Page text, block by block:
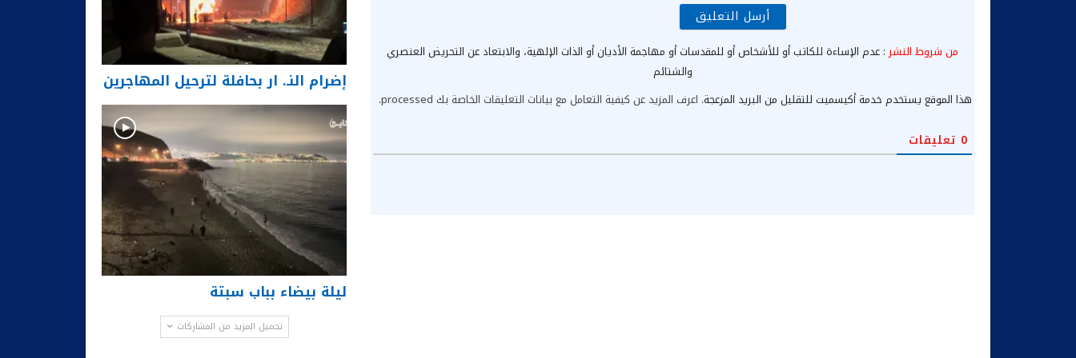
من شروط النشر : عدم الإساءة للكاتب أو للأشخاص أو للمقدسات أو مهاجمة الأديان أو الذات الإلهية، والابتعاد عن التحريض العنصري
والشتائم
هذا الموقع يستخدم خدمة أكيسميت للتقليل من البريد المزعجة. اعرف المزيد عن كيفية التعامل مع بيانات التعليقات الخاصة بك processed .
0 تعليقات
إضرام النـ. ار بحافلة لترحيل المهاجرين
ليلة بيضاء بباب سبتة
تحميل المزيد من المشاركات